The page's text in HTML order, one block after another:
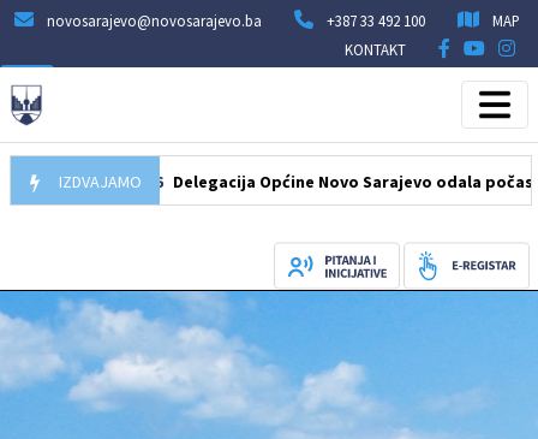
novosarajevo@novosarajevo.ba +387 33 492 100
MAP
KONTAKT
IZDVAJAMO
07.08.2026 Delegacija Općine Novo Sarajevo odala počast